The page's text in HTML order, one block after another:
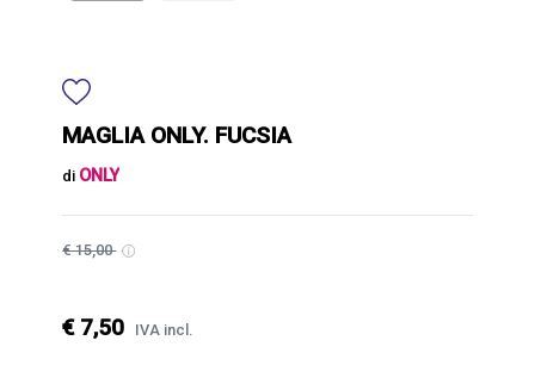
MAGLIA ONLY. FUCSIA
di ONLY
€ 15,00
€ 7,50 IVA incl.